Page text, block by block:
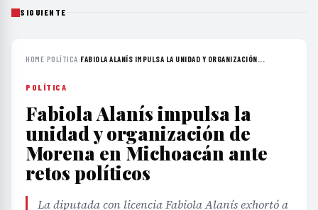
SIGUIENTE
HOME›POLÍTICA›FABIOLA ALANÍS IMPULSA LA UNIDAD Y ORGANIZACIÓN...
POLÍTICA
Fabiola Alanís impulsa la
unidad y organización de
Morena en Michoacán ante
retos políticos
La diputada con licencia Fabiola Alanís exhortó a